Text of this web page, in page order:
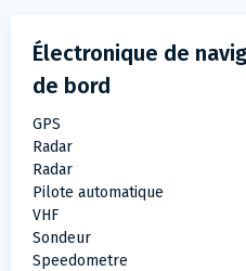
Électronique de navigation et instruments
de bord
GPS
Radar
Radar
Pilote automatique
VHF
Sondeur
Speedometre